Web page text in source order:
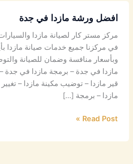
افضل ورشة مازدا في جدة
مركز مستر كار لصيانة مازدا
في مركزنا جميع خدمات صيانة
وبأسعار منافسة وضمان للصيانة
مازدا في جدة – برمجة مازدا في جدة
قير مازدا – توضيب مكينة مازدا –
مازدا – برمجة […]
Read Post »